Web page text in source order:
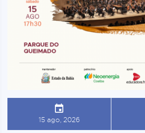
15 ago, 2026